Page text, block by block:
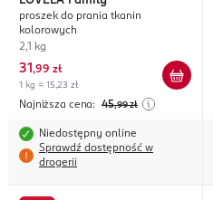
proszek do prania tkanin
kolorowych
2,1 kg
31 ,99 zł
1 kg = 15,23 zł
Najniższa cena: 45,99 zł
Niedostępny online
Sprawdź dostępność w
drogerii